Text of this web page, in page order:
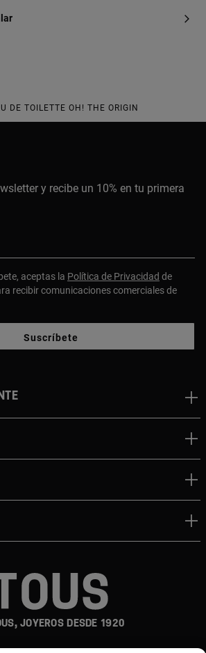
DE TOILETTE OH! THE ORIGIN
y recibe un 10% en tu primera
aceptas la Política de Privacidad de
recibir comunicaciones comerciales de
Suscríbete
JOYEROS DESDE 1920